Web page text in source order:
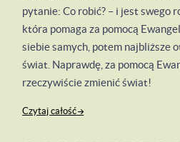
pytanie: Co robić? – i jest swego
która pomaga za pomocą
siebie samych, potem najbliższe
świat. Naprawdę, za pomocą
rzeczywiście zmienić świat!
Czytaj całość